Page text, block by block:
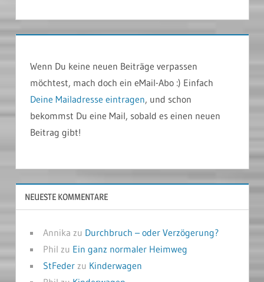
Wenn Du keine neuen Beiträge verpassen
möchtest, mach doch ein eMail-Abo :) Einfach
Deine Mailadresse eintragen, und schon
bekommst Du eine Mail, sobald es einen neuen
Beitrag gibt!
NEUESTE KOMMENTARE
Annika zu Durchbruch – oder Verzögerung?
Phil zu Ein ganz normaler Heimweg
StFederzu Kinderwagen